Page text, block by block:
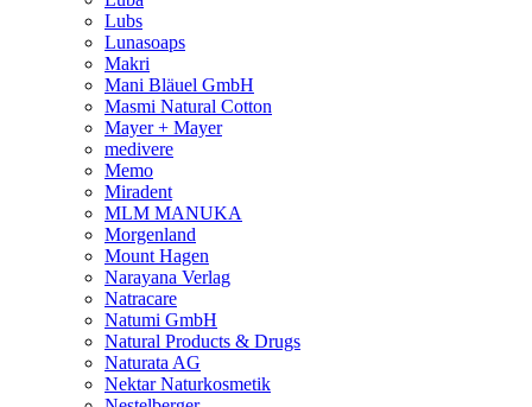
Lubs
Lunasoaps
Makri
Mani Bläuel GmbH
Masmi Natural Cotton
Mayer + Mayer
medivere
Memo
Miradent
MLM MANUKA
Morgenland
Mount Hagen
Narayana Verlag
Natracare
Natumi GmbH
Natural Products & Drugs
Naturata AG
Nektar Naturkosmetik